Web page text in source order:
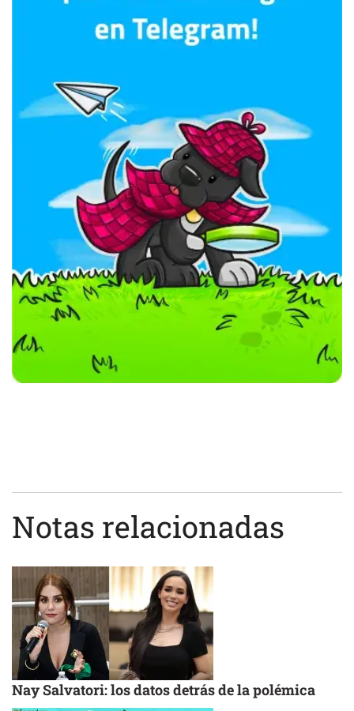
Notas relacionadas
Nay Salvatori: los datos detrás de la polémica